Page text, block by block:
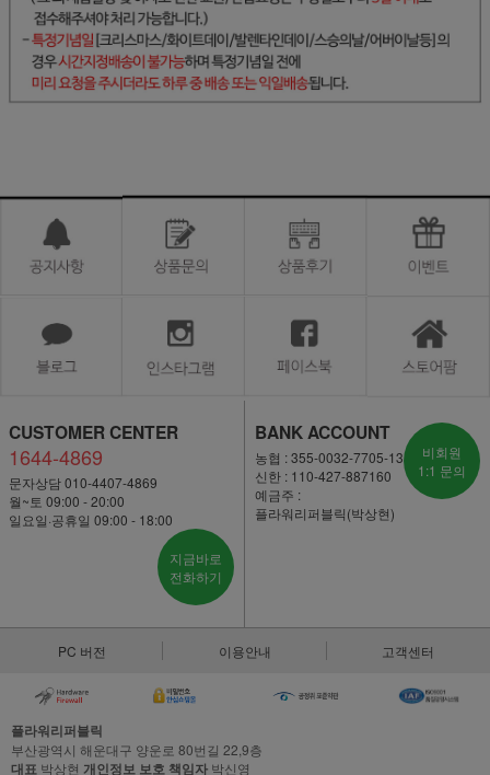
CUSTOMER CENTER
1644-4869
문자상담 010-4407-4869
월~토 09:00 - 20:00
일요일·공휴일 09:00 - 18:00
지금바로
전화하기
BANK ACCOUNT
농협 : 355-0032-7705-13
신한 : 110-427-887160
예금주 :
플라워리퍼블릭(박상현)
비회원
1:1 문의
PC 버전 이용안내 고객센터
플라워리퍼블릭
부산광역시 해운대구 양운로 80번길 22,9층
대표 박상현 개인정보 보호 책임자 박신영